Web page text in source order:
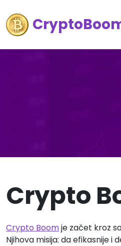
Crypto
Crypto Boomje začet kroz
Njihova misija: da efikasnije